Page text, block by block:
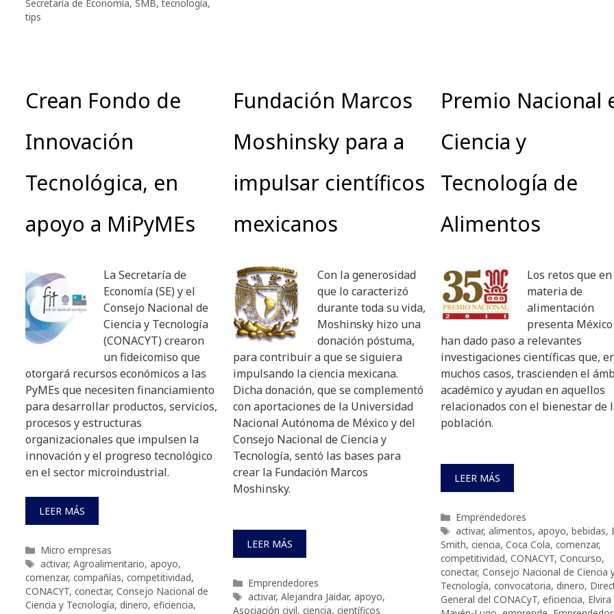
Secretaría de Economía, SMB,tecnología,
tips
Crean Fondo de
Innovación
Tecnológica, en
apoyo a MiPyMEs
La Secretaría de
Economía (SE) y el
Consejo Nacional de
Ciencia y Tecnología
(CONACYT) crearon
un fideicomiso que
otorgará recursos económicos a las
PyMEs que necesiten financiamiento
para desarrollar productos, servicios,
procesos y estructuras
organizacionales que impulsen la
innovación y el progreso tecnológico
en el sector microindustrial.
LEER MÁS
Categorías
Micro empresas
Etiquetas
activar, Agroalimentario, apoyo,
comenzar, compañías, competitividad,
CONACYT, conectar, Consejo Nacional de
Ciencia y Tecnología, dinero, eficiencia,
Fundación Marcos
Moshinsky para a
impulsar científicos
mexicanos
Con la generosidad
que lo caracterizó
durante toda su vida,
Moshinsky hizo una
donación póstuma,
para contribuir a que se siguiera
impulsando la ciencia mexicana.
Dicha donación, que se complementó
con aportaciones de la Universidad
Nacional Autónoma de México y del
Consejo Nacional de Ciencia y
Tecnología, sentó las bases para
crear la Fundación Marcos
Moshinsky.
LEER MÁS
Categorías
Emprendedores
Etiquetas
activar, Alejandra Jaidar, apoyo,
Asociación civil, ciencia, científicos
Premio Nacional
Ciencia y
Tecnología de
Alimentos
Los retos que en
materia de
alimentación
presenta México
han dado paso a relevantes
investigaciones científicas que,
muchos casos, trascienden el
académico y ayudan en aquellos
relacionados con el bienestar de
población.
LEER MÁS
Categorías
Emprendedores
Etiquetas
activar, alimentos, apoyo, bebidas,
Smith, ciencia, Coca Cola, comenzar,
competitividad, CONACYT, Concurso,
conectar, Consejo Nacional de Ciencia
Tecnología, convocatoria, dinero,
General del CONACyT, eficiencia, Elvira